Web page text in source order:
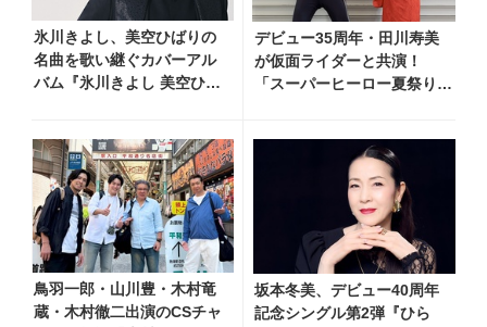
氷川きよし、美空ひばりの
名曲を歌い継ぐカバーアル
バム『氷川きよし 美空ひば
開
デビュー35周年・田川寿美
が仮面ライダーと共演！
「スーパーヒーロー夏祭り
全国の盆踊りに呼んでくださ
鳥羽一郎・山川豊・木村竜
蔵・木村徹二出演のCSチャ
坂本冬美、デビュー40周年
記念シングル第2弾『ひら